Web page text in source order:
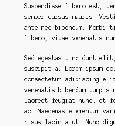
Suspendisse libero est,
semper cursus mauris.
ante nec bibendum. Morbi
libero, vitae venenatis
Sed egestas tincidunt
suscipit a. Lorem ipsum
consectetur adipiscing
venenatis bibendum
laoreet feugiat nunc, et
ac. Maecenas elementum
risus lacinia ut. Nunc